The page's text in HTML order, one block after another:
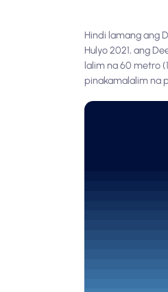
Hindi lamang ang
Hulyo 2021, ang
lalim na 60 metro
pinakamalalim na